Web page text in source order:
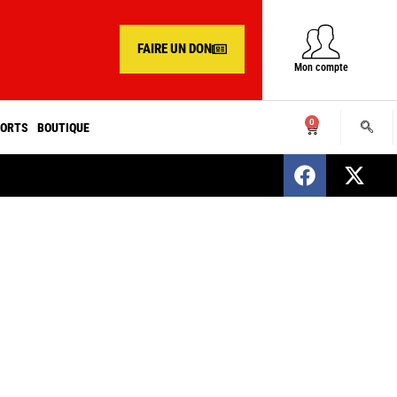
FAIRE UN DON
Mon compte
BOUTIQUE 0
SENEGAL : Nomination d’un nouveau